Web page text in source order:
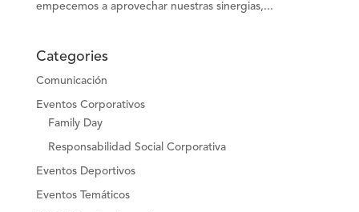
empecemos a aprovechar nuestras sinergias,...
Categories
Comunicación
Eventos Corporativos
Family Day
Responsabilidad Social Corporativa
Eventos Deportivos
Eventos Temáticos